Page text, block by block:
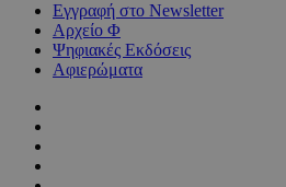
Εγγραφή στο Newsletter
Αρχείο Φ
Ψηφιακές Εκδόσεις
Αφιερώματα